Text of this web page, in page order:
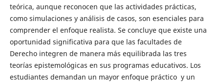
teórica, aunque reconocen que las actividades prácticas,
como simulaciones y análisis de casos, son esenciales para
comprender el enfoque realista. Se concluye que existe una
oportunidad significativa para que las facultades de
Derecho integren de manera más equilibrada las tres
teorías epistemológicas en sus programas educativos. Los
estudiantes demandan un mayor enfoque práctico y un